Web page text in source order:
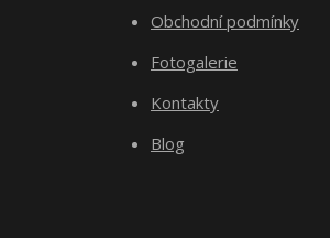
Obchodní podmínky
Fotogalerie
Kontakty
Blog